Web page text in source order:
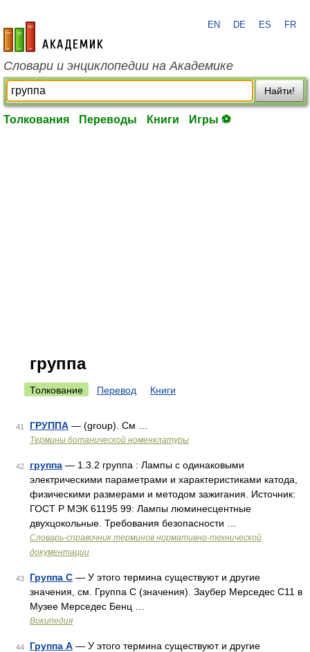
academic.ru
EN DE ES FR
Словари и энциклопедии на Академике
Найти!
Толкования Переводы Книги Игры ⚽
группа
Толкование Перевод Книги
41 ГРУППА — (group). См …
Термины ботанической номенклатуры
42 группа — 1.3.2 группа : Лампы с одинаковыми
электрическими параметрами и характеристиками катода,
физическими размерами и методом зажигания. Источник:
ГОСТ Р МЭК 61195 99: Лампы люминесцентные
двухцокольные. Требования безопасности …
Словарь-справочник терминов нормативно-технической
документации
43 Группа C — У этого термина существуют и другие
значения, см. Группа C (значения). Заубер Мерседес C11 в
Музее Мерседес Бенц …
Википедия
44 Группа A — У этого термина существуют и другие